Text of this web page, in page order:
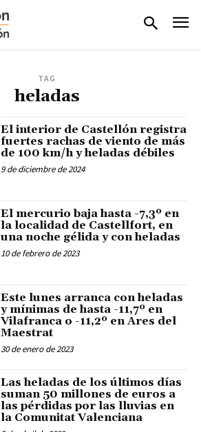
TAG
heladas
El interior de Castellón registra
fuertes rachas de viento de más
de 100 km/h y heladas débiles
9 de diciembre de 2024
El mercurio baja hasta -7,3º en
la localidad de Castellfort, en
una noche gélida y con heladas
10 de febrero de 2023
Este lunes arranca con heladas
y mínimas de hasta -11,7º en
Vilafranca o -11,2º en Ares del
Maestrat
30 de enero de 2023
Las heladas de los últimos días
suman 50 millones de euros a
las pérdidas por las lluvias en
la Comunitat Valenciana